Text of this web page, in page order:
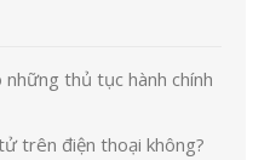
thủ tục hành chính
trên điện thoại không?